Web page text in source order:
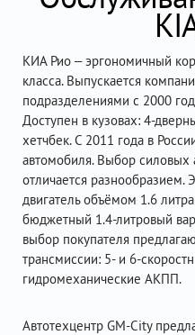
КИА Рио – эргономичный
класса. Выпускается
подразделениями c 2000
Доступен в кузовах: 4-
хетчбек. С 2011 года в
автомобиля. Выбор силовых
отличается разнообразием.
двигатель объёмом 1.6
бюджетный 1.4-литровый
выбор покупателя
трансмиссии: 5- и 6-
гидромеханические АКПП.
Автотехцентр GM-City